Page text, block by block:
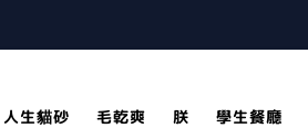
人生貓砂 毛乾爽 朕 學生餐廳